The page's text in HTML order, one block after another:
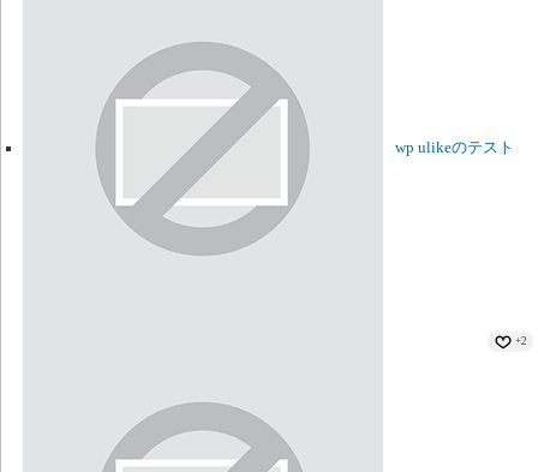
wp ulikeのテスト
+2